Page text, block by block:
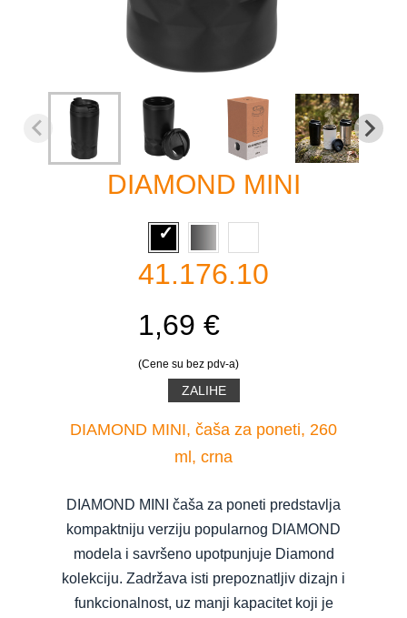
DIAMOND MINI
41.176.10
1,69 €
(Cene su bez pdv-a)
ZALIHE
DIAMOND MINI, čaša za poneti, 260
ml, crna
DIAMOND MINI čaša za poneti predstavlja
kompaktniju verziju popularnog DIAMOND
modela i savršeno upotpunjuje Diamond
kolekciju. Zadržava isti prepoznatljiv dizajn i
funkcionalnost, uz manji kapacitet koji je